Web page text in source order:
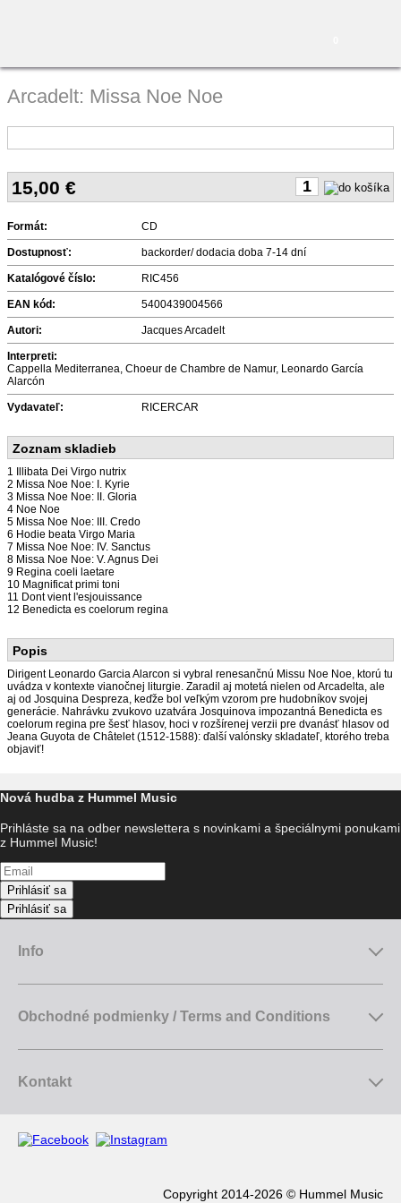
Arcadelt: Missa Noe Noe
15,00 €
Formát: CD
Dostupnosť: backorder/ dodacia doba 7-14 dní
Katalógové číslo: RIC456
EAN kód: 5400439004566
Autori: Jacques Arcadelt
Interpreti:
Cappella Mediterranea, Choeur de Chambre de Namur, Leonardo García
Alarcón
Vydavateľ: RICERCAR
Zoznam skladieb
1 Illibata Dei Virgo nutrix
2 Missa Noe Noe: I. Kyrie
3 Missa Noe Noe: II. Gloria
4 Noe Noe
5 Missa Noe Noe: III. Credo
6 Hodie beata Virgo Maria
7 Missa Noe Noe: IV. Sanctus
8 Missa Noe Noe: V. Agnus Dei
9 Regina coeli laetare
10 Magnificat primi toni
11 Dont vient l'esjouissance
12 Benedicta es coelorum regina
Popis
Dirigent Leonardo Garcia Alarcon si vybral renesančnú Missu Noe Noe, ktorú tu
uvádza v kontexte vianočnej liturgie. Zaradil aj motetá nielen od Arcadelta, ale
aj od Josquina Despreza, keďže bol veľkým vzorom pre hudobníkov svojej
generácie. Nahrávku zvukovo uzatvára Josquinova impozantná Benedicta es
coelorum regina pre šesť hlasov, hoci v rozšírenej verzii pre dvanásť hlasov od
Jeana Guyota de Châtelet (1512-1588): ďalší valónsky skladateľ, ktorého treba
objaviť!
Nová hudba z Hummel Music
Prihláste sa na odber newslettera s novinkami a špeciálnymi ponukami
z Hummel Music!
Prihlásiť sa
Prihlásiť sa
Info
Obchodné podmienky / Terms and Conditions
Kontakt
Copyright 2014-2026 © Hummel Music